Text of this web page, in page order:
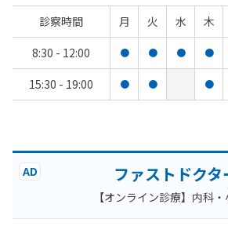
診察時間 月 火 水 木
8:30 - 12:00
● ● ● ●
15:30 - 19:00 ● ● ●
AD ファストドクタ
【オンライン診療】内科